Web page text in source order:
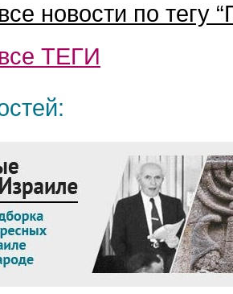
новости по тегу “
ТЕГИ